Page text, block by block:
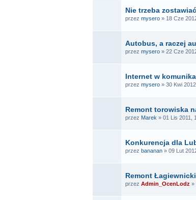
Nie trzeba
przez mysero » 18 Cze
Autobus, a raczej
przez mysero » 22 Cze
Internet w
przez mysero » 30 Kwi
Remont torowiska
przez Marek » 01 Lis 2011,
Konkurencja dla
przez bananan » 09 Lut
Remont
przez Admin_OcenLodz »